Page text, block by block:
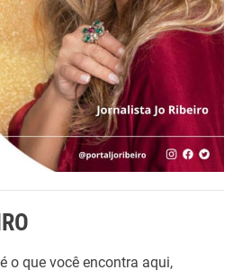
o que você encontra aqui,